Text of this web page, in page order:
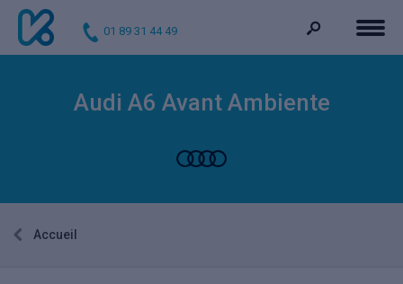
01 89 31 44 49
Audi A6 Avant Ambiente
Accueil